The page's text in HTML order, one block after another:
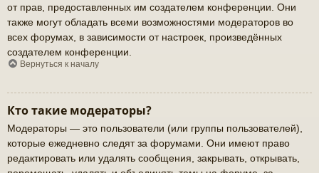
от прав, предоставленных им создателем конференции. Они
также могут обладать всеми возможностями модераторов во
всех форумах, в зависимости от настроек, произведённых
создателем конференции.
Вернуться к началу
Кто такие модераторы?
Модераторы — это пользователи (или группы пользователей),
которые ежедневно следят за форумами. Они имеют право
редактировать или удалять сообщения, закрывать, открывать,